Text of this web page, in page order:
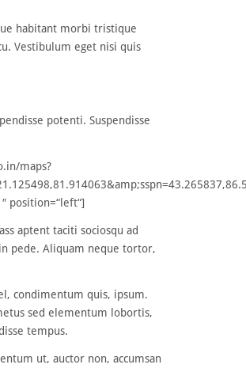
habitant morbi tristique
Vestibulum eget nisi quis
potenti. Suspendisse
maps?
position=“left“]
aptent taciti sociosqu ad
pede. Aliquam neque tortor,
condimentum quis, ipsum.
sed elementum lobortis,
tempus.
ut, auctor non, accumsan